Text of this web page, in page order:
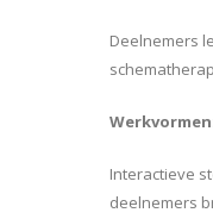
Deelnemers
Interactieve
deelnemers